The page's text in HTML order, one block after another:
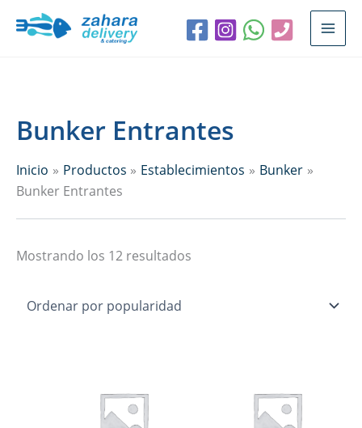
Bunker Entrantes
Inicio Productos Establecimientos
Bunker
Bunker Entrantes
Mostrando los 12 resultados
por